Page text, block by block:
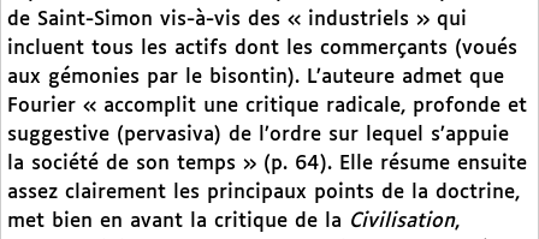
de Saint-Simon vis-à-vis des « industriels » qui
incluent tous les actifs dont les commerçants (voués
aux gémonies par le bisontin). L’auteure admet que
Fourier « accomplit une critique radicale, profonde et
suggestive (pervasiva) de l’ordre sur lequel s’appuie
la société de son temps » (p. 64). Elle résume ensuite
assez clairement les principaux points de la doctrine,
met bien en avant la critique de la Civilisation,